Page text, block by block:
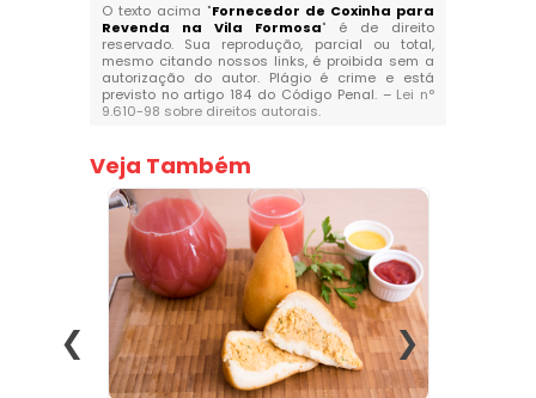
O texto acima "Fornecedor de Coxinha para
Revenda na Vila Formosa" é de direito
reservado. Sua reprodução, parcial ou total,
mesmo citando nossos links, é proibida sem a
autorização do autor. Plágio é crime e está
previsto no artigo 184 do Código Penal. – Lei n°
9.610-98 sobre direitos autorais.
Veja Também